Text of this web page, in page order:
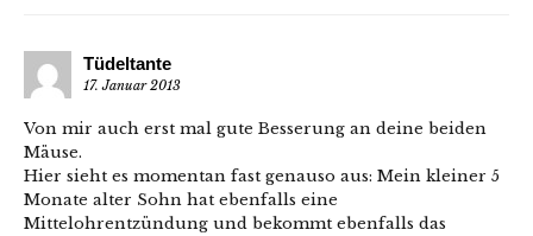
Tüdeltante
17. Januar 2013
Von mir auch erst mal gute Besserung an deine beiden
Mäuse.
Hier sieht es momentan fast genauso aus: Mein kleiner 5
Monate alter Sohn hat ebenfalls eine
Mittelohrentzündung und bekommt ebenfalls das